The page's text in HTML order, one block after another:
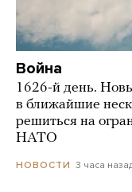
Война
1626-й день.
в ближайшие
решиться на
НАТО
НОВОСТИ 3 часа